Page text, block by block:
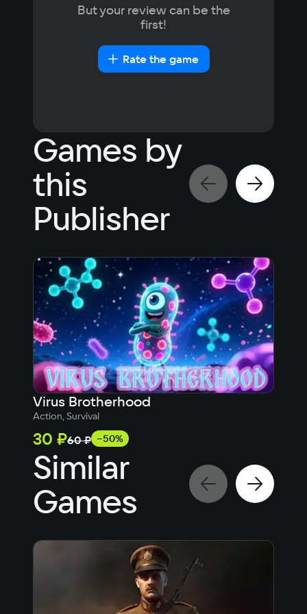
But your review can be the
first!
Rate the game
Games by
this
Publisher
Virus Brotherhood
Action, Survival
30 ₽60 ₽ −50%
Similar
Games